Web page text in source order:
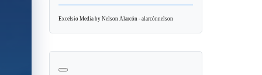
Excelsio Media by Nelson Alarcón - alarcónnelson